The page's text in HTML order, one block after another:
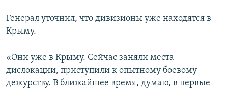
Все сайты RFE/RL
Генерал уточнил, что дивизионы уже находятся в
Крыму.
«Они уже в Крыму. Сейчас заняли места
дислокации, приступили к опытному боевому
дежурству. В ближайшее время, думаю, в первые